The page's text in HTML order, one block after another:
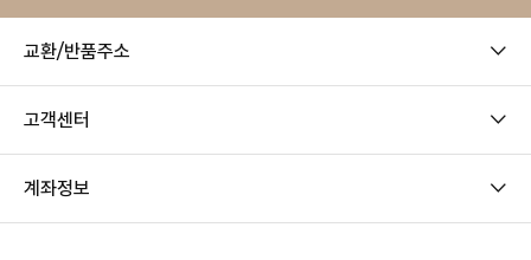
교환/반품주소
고객센터
계좌정보